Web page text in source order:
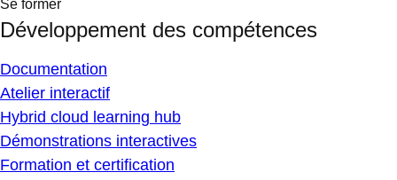
Se former
Développement des compétences
Documentation
Atelier interactif
Hybrid cloud learning hub
Démonstrations interactives
Formation et certification